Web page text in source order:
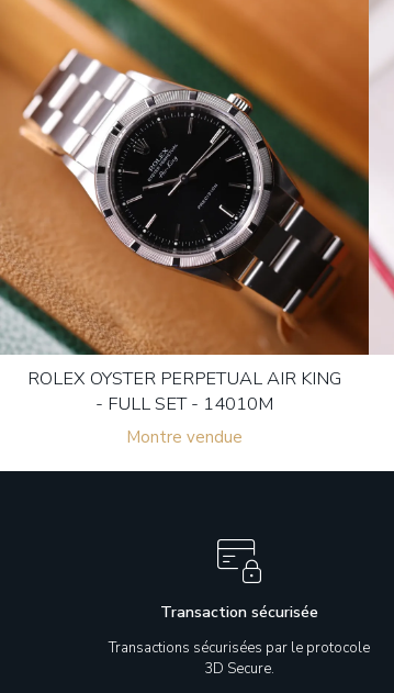
ROLEX OYSTER PERPETUAL AIR KING
- FULL SET - 14010M
Montre vendue
Transaction sécurisée
Transactions sécurisées par le protocole
3D Secure.